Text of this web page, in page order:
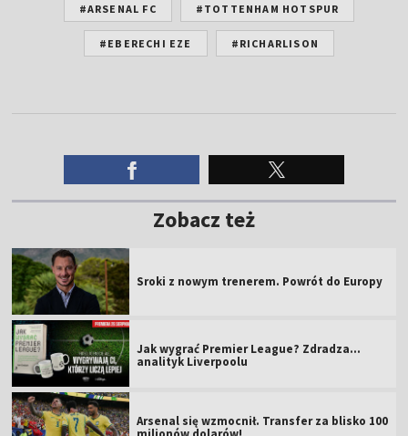
#ARSENAL FC #TOTTENHAM HOTSPUR
#EBERECHI EZE #RICHARLISON
Zobacz też
Sroki z nowym trenerem. Powrót do Europy
Jak wygrać Premier League? Zdradza...
analityk Liverpoolu
Arsenal się wzmocnił. Transfer za blisko 100